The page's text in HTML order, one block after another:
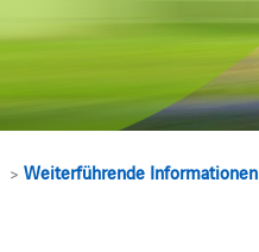
> Weiterführende Informationen